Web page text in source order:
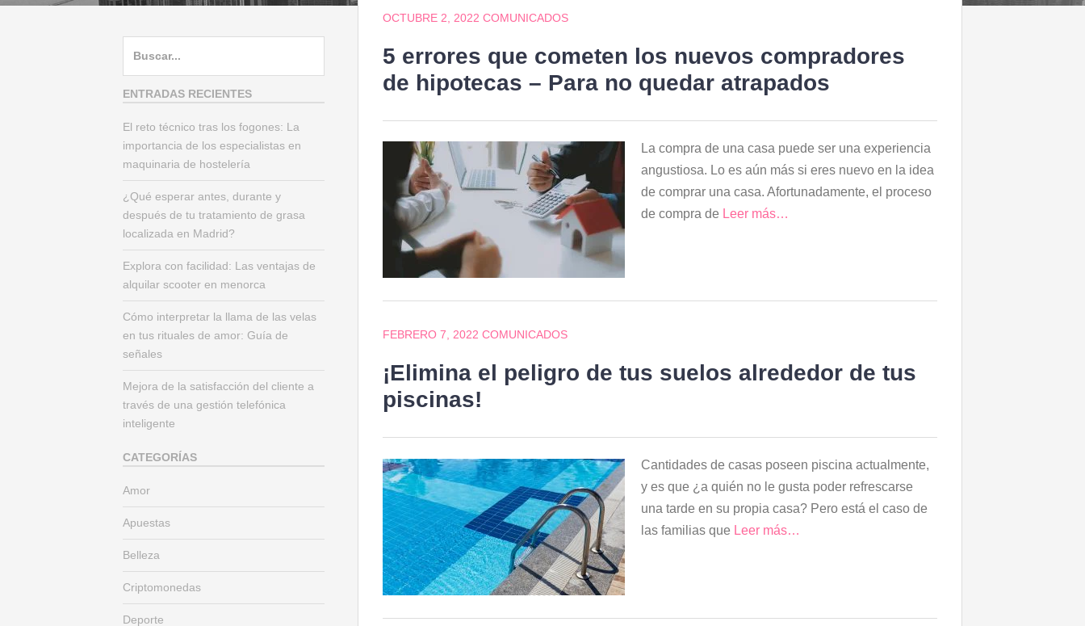
OCTUBRE 2, 2022 COMUNICADOS
5 errores que cometen los nuevos compradores
de hipotecas – Para no quedar atrapados
La compra de una casa puede ser una experiencia
angustiosa. Lo es aún más si eres nuevo en la idea
de comprar una casa. Afortunadamente, el proceso
de compra de Leer más…
FEBRERO 7, 2022 COMUNICADOS
¡Elimina el peligro de tus suelos alrededor de tus
piscinas!
Cantidades de casas poseen piscina actualmente,
y es que ¿a quién no le gusta poder refrescarse
una tarde en su propia casa? Pero está el caso de
las familias que Leer más…
s
a
:
ENTRADAS RECIENTES
El reto técnico tras los fogones: La
importancia de los especialistas en
maquinaria de hostelería
¿Qué esperar antes, durante y
después de tu tratamiento de grasa
localizada en Madrid?
Explora con facilidad: Las ventajas de
alquilar scooter en menorca
Cómo interpretar la llama de las velas
en tus rituales de amor: Guía de
señales
Mejora de la satisfacción del cliente a
través de una gestión telefónica
inteligente
CATEGORÍAS
Amor
Apuestas
Belleza
Criptomonedas
Deporte